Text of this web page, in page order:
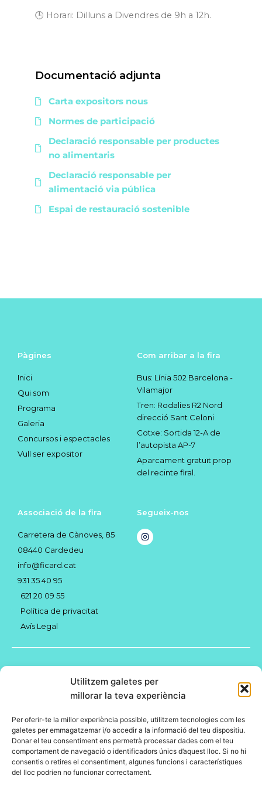
Utilitzem galetes per
millorar la teva experiència
Per oferir-te la millor experiència possible, utilitzem tecnologies com les
galetes per emmagatzemar i/o accedir a la informació del teu dispositiu.
Donar el teu consentiment ens permetrà processar dades com el teu
comportament de navegació o identificadors únics d’aquest lloc. Si no hi
consentis o retires el consentiment, algunes funcions i característiques
del lloc podrien no funcionar correctament.
🕒 Horari: Dilluns a Divendres de 9h a 12h.
Documentació adjunta
Carta expositors nous
Normes de participació
Declaració responsable per productes
no alimentaris
Declaració responsable per
alimentació via pública
Espai de restauració sostenible
Pàgines
Inici
Qui som
Programa
Galeria
Concursos i espectacles
Vull ser expositor
Com arribar a la fira
Bus: Línia 502 Barcelona -
Vilamajor
Tren: Rodalies R2 Nord
direcció Sant Celoni
Cotxe: Sortida 12-A de
l’autopista AP-7
Aparcament gratuït prop
del recinte firal.
Associació de la fira
Carretera de Cànoves, 85
08440 Cardedeu
info@ficard.cat
931 35 40 95
621 20 09 55
Política de privacitat
Avís Legal
Segueix-nos
I
n
s
COL·LABOREN: